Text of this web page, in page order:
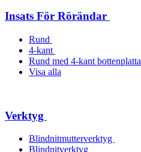
Insats För Rörändar
Rund
4-kant
Rund med 4-kant bottenplatta
Visa alla
Verktyg
Blindnitmutterverktyg
Blindnitverktyg